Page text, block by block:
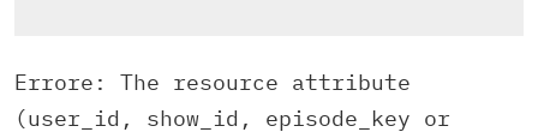
Errore: The resource attribute
(user_id, show_id, episode_key or